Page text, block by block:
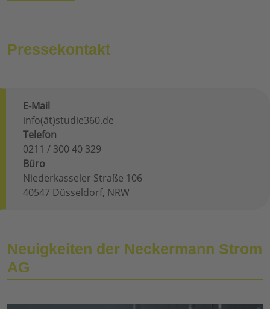
Pressekontakt
E-Mail
info(ät)studie360.de
Telefon
0211 / 300 40 329
Büro
Niederkasseler Straße 106
40547 Düsseldorf, NRW
Neuigkeiten der Neckermann Strom
AG